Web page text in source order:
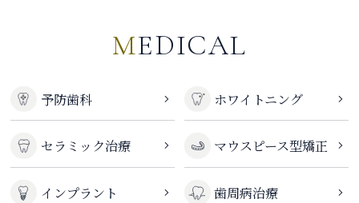
MEDICAL
予防歯科 ホワイトニング
セラミック治療 マウスピース型矯正
インプラント 歯周病治療